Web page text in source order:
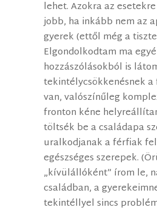
lehet. Azokra az
jobb, ha inkább nem az
gyerek (ettől még a
Elgondolkodtam ma
hozzászólásokból is
tekintélycsökkenésnek
van, valószínűleg
fronton kéne
töltsék be a családapa
uralkodjanak a férfiak
egészséges szerepek.
„kívülállóként” írom le,
családban, a
tekintéllyel sincs